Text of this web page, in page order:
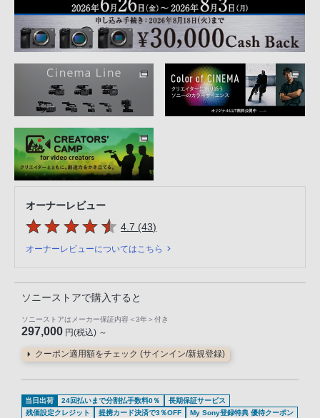
オーナーレビュー
5つの星のうち
4.7 (43件のレビュー
)
オーナーレビューについてはこちら
ソニーストアで購入すると
ソニーストアはメーカー保証内容 ＜3年＞ 付き
297,000 円(税込) ～
クーポン適用額をチェック (サインイン/新規登録)
当日出荷 24回払いまで分割払手数料0％
長期保証サービス
残価設定クレジット
提携カード決済で3％OFF My Sony登録特典 優待クーポン